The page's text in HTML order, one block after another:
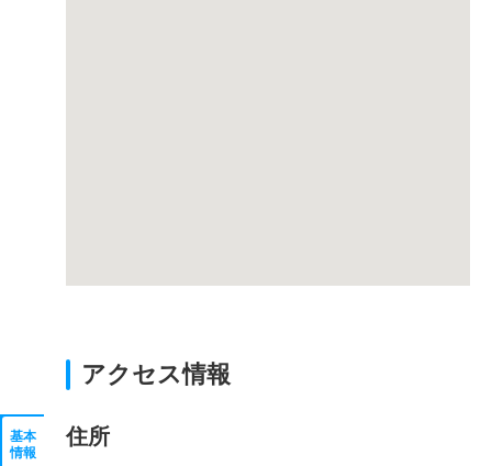
基本
情報
アクセス情報
住所